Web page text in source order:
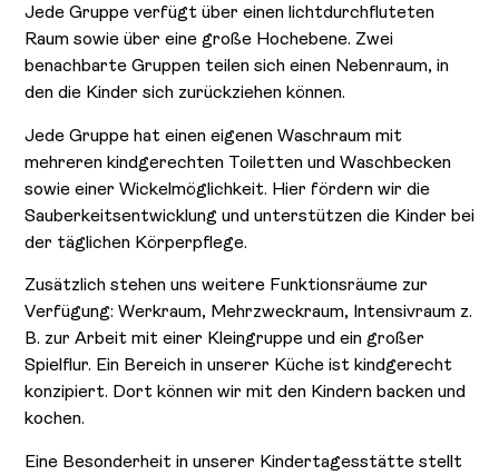
Jede Gruppe verfügt über einen lichtdurchfluteten
Raum sowie über eine große Hochebene. Zwei
benachbarte Gruppen teilen sich einen Nebenraum, in
den die Kinder sich zurückziehen können.
Jede Gruppe hat einen eigenen Waschraum mit
mehreren kindgerechten Toiletten und Waschbecken
sowie einer Wickelmöglichkeit. Hier fördern wir die
Sauberkeitsentwicklung und unterstützen die Kinder bei
der täglichen Körperpflege.
Zusätzlich stehen uns weitere Funktionsräume zur
Verfügung: Werkraum, Mehrzweckraum, Intensivraum z.
B. zur Arbeit mit einer Kleingruppe und ein großer
Spielflur. Ein Bereich in unserer Küche ist kindgerecht
konzipiert. Dort können wir mit den Kindern backen und
kochen.
Eine Besonderheit in unserer Kindertagesstätte stellt